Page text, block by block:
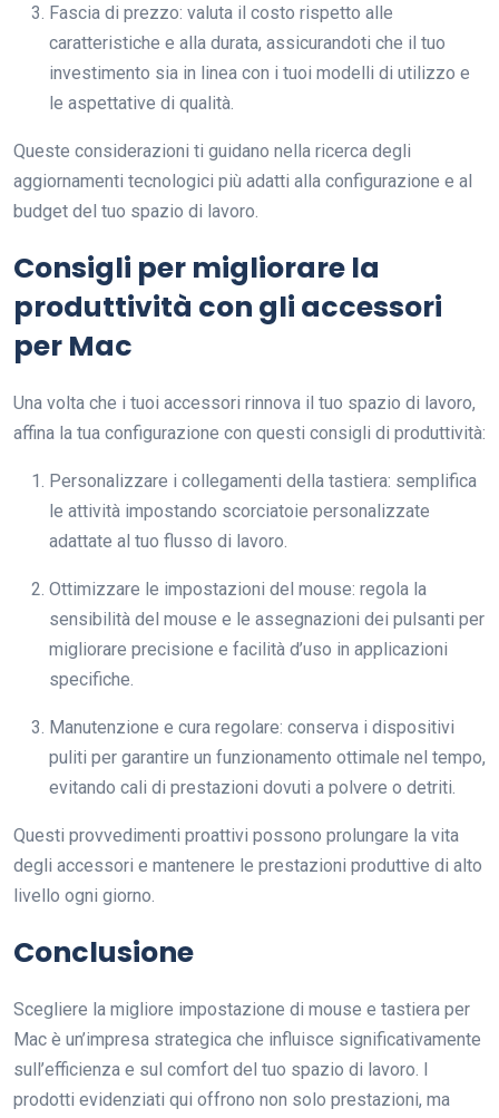
Fascia di prezzo: valuta il costo rispetto alle
caratteristiche e alla durata, assicurandoti che il tuo
investimento sia in linea con i tuoi modelli di utilizzo e
le aspettative di qualità.
Queste considerazioni ti guidano nella ricerca degli
aggiornamenti tecnologici più adatti alla configurazione e al
budget del tuo spazio di lavoro.
Consigli per migliorare la
produttività con gli accessori
per Mac
Una volta che i tuoi accessori rinnova il tuo spazio di lavoro,
affina la tua configurazione con questi consigli di produttività:
Personalizzare i collegamenti della tastiera: semplifica
le attività impostando scorciatoie personalizzate
adattate al tuo flusso di lavoro.
Ottimizzare le impostazioni del mouse: regola la
sensibilità del mouse e le assegnazioni dei pulsanti per
migliorare precisione e facilità d’uso in applicazioni
specifiche.
Manutenzione e cura regolare: conserva i dispositivi
puliti per garantire un funzionamento ottimale nel tempo,
evitando cali di prestazioni dovuti a polvere o detriti.
Questi provvedimenti proattivi possono prolungare la vita
degli accessori e mantenere le prestazioni produttive di alto
livello ogni giorno.
Conclusione
Scegliere la migliore impostazione di mouse e tastiera per
Mac è un’impresa strategica che influisce significativamente
sull’efficienza e sul comfort del tuo spazio di lavoro. I
prodotti evidenziati qui offrono non solo prestazioni, ma